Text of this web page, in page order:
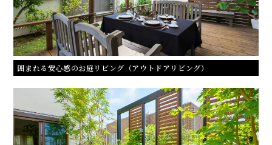
囲まれる安心感のお庭リビング（アウトドアリビング）